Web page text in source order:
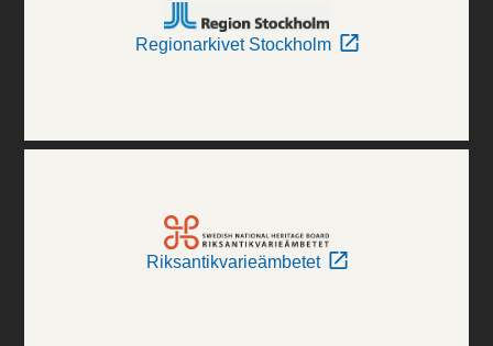
Regionarkivet Stockholm
Riksantikvarieämbetet